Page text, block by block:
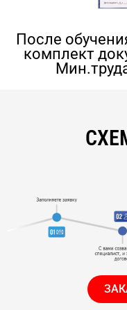
После
комплект